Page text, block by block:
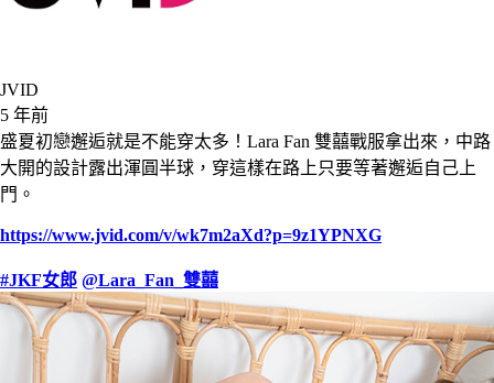
JVID
5 年前
盛夏初戀邂逅就是不能穿太多！Lara Fan 雙囍戰服拿出來，中路
大開的設計露出渾圓半球，穿這樣在路上只要等著邂逅自己上
門。
https://www.jvid.com/v/wk7m2aXd?p=9z1YPNXG
#JKF女郎 @Lara_Fan_雙囍